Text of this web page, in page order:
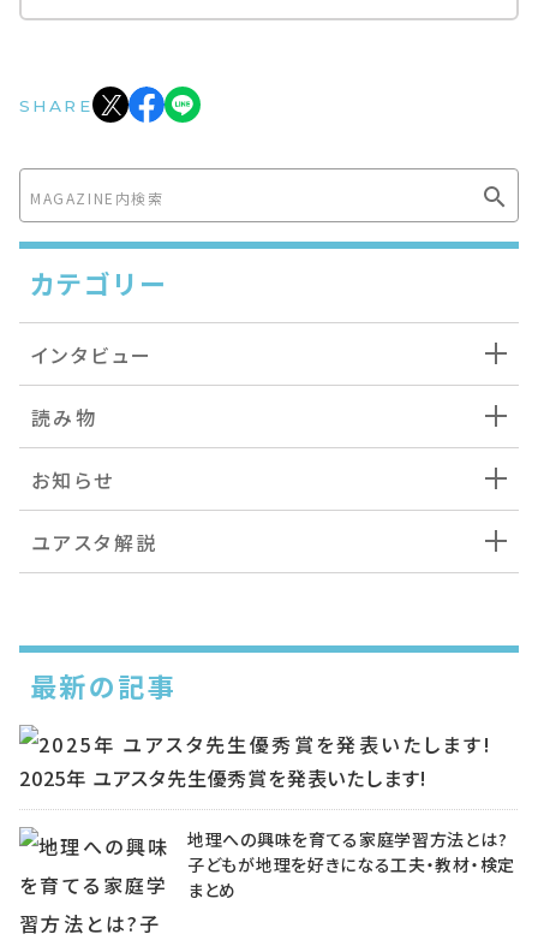
スマホでもパソコンでも参加できる多種
SHARE
カテゴリー
インタビュー
読み物
お知らせ
ユアスタ解説
最新の記事
2025年 ユアスタ先生優秀賞を発表いたします!
地理への興味を育てる家庭学習方法とは?
子どもが地理を好きになる工夫・教材・検定
まとめ